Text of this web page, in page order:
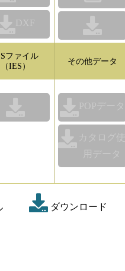
DXF
ファイル
（IES）
その他データ
POPデータ
カタログ使
用データ
ダウンロード